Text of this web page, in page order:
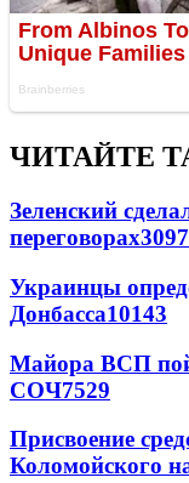
ЧИТАЙТЕ
Зеленский
переговорах
Украинцы
Донбасса10143
Майора ВСП
СОЧ7529
Присвоение
Коломойского